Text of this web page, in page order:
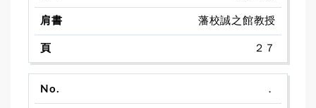
藩校誠之館教授
２７
．